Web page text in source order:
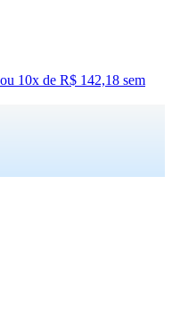
ou 10x de R$ 142,18 sem